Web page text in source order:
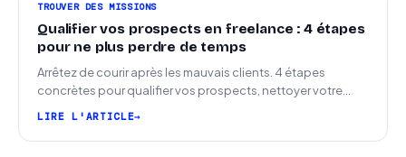
TROUVER DES MISSIONS
Qualifier vos prospects en freelance : 4 étapes
pour ne plus perdre de temps
Arrêtez de courir après les mauvais clients. 4 étapes
concrètes pour qualifier vos prospects, nettoyer votre
LIRE L'ARTICLE